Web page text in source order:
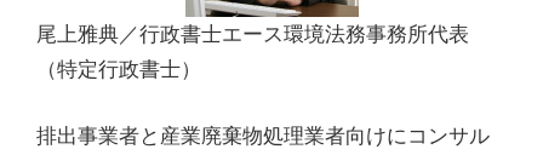
尾上雅典／行政書士エース環境法務事務所代表
（特定行政書士）
排出事業者と産業廃棄物処理業者向けにコンサル